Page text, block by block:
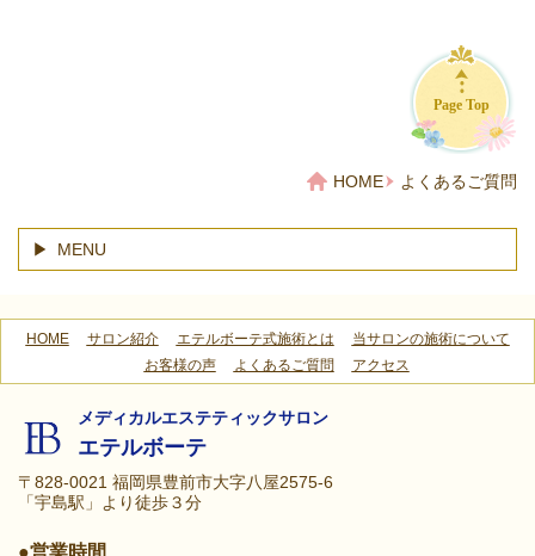
Page Top
HOME よくあるご質問
MENU
HOME サロン紹介 エテルボーテ式施術とは
当サロンの施術について
お客様の声
よくあるご質問 アクセス
メディカルエステティックサロン
エテルボーテ
〒828-0021 福岡県豊前市大字八屋2575-6
「宇島駅」より徒歩３分
●営業時間